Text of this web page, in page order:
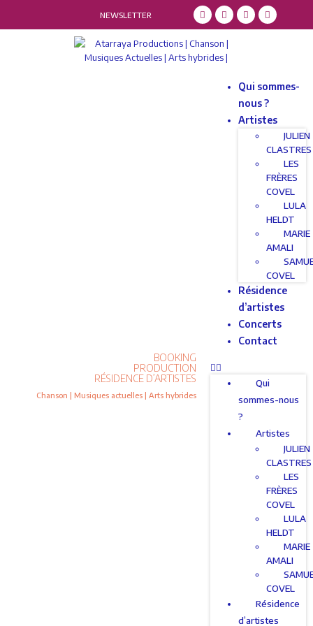
NEWSLETTER
BOOKING
PRODUCTION
RÉSIDENCE D’ARTISTES
Chanson | Musiques actuelles | Arts hybrides
Qui sommes-
nous ?
Artistes
JULIEN
CLASTRES
LES
FRÈRES
COVEL
LULA
HELDT
MARIE
AMALI
COVEL
Résidence
d’artistes
Concerts
Contact
Qui
sommes-nous
?
Artistes
JULIEN
CLASTRES
LES
FRÈRES
COVEL
LULA
HELDT
MARIE
AMALI
COVEL
Résidence
d’artistes